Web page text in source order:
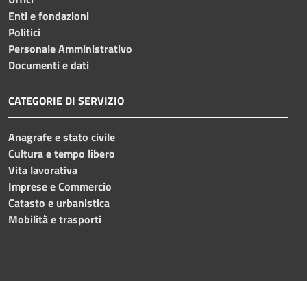
Enti e fondazioni
Politici
Personale Amministrativo
Documenti e dati
CATEGORIE DI SERVIZIO
Anagrafe e stato civile
Cultura e tempo libero
Vita lavorativa
Imprese e Commercio
Catasto e urbanistica
Mobilità e trasporti